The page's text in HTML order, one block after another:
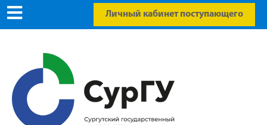
Личный кабинет поступающего